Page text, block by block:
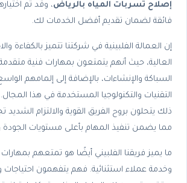
إصلاح تسربات المياه بالرياض، وقد تم
فائقة لضمان تقديم أفضل الخدمات لك.
إن العمالة الفلبينية في شركتنا تتميز بالكفاءة
العالية، حيث أنهم يتمتعون بمهارات فنية
السباكة والإنشاءات، بالإضافة إلى إلمامهم
التقنيات والتكنولوجيا المستخدمة في هذا
ذلك يتحلون بروح الفريق القوية والالتزام الشديد
مما يضمن تنفيذ المهام بأعلى مستويات الجودة
ما يميز فريقنا الفلبيني أيضًا هو تمتعهم
وخدمة عملاء استثنائية. فهم يتفهمون احتياجات